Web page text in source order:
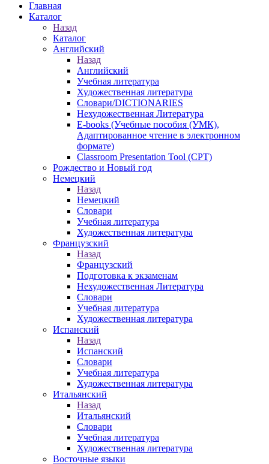
Главная
Каталог
Назад
Каталог
Английский
Назад
Английский
Учебная литература
Художественная литература
Словари/DICTIONARIES
Нехудожественная Литература
E-books (Учебные пособия (УМК),
Адаптированное чтение в электронном
формате)
Classroom Presentation Tool (CPT)
Рождество и Новый год
Немецкий
Назад
Немецкий
Словари
Учебная литература
Художественная литература
Французский
Назад
Французский
Подготовка к экзаменам
Нехудожественная Литература
Словари
Учебная литература
Художественная литература
Испанский
Назад
Испанский
Словари
Учебная литература
Художественная литература
Итальянский
Назад
Итальянский
Словари
Учебная литература
Художественная литература
Восточные языки